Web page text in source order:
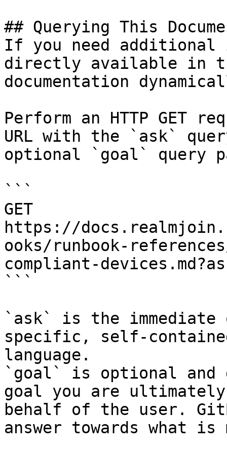
## Querying This
If you need
directly available in
documentation
Perform an HTTP GET
URL with the `ask`
optional `goal` query
```
GET
https://
ooks/runbook-
compliant-
```
`ask` is the
specific, self-
language.
`goal` is optional and
goal you are
behalf of the user.
answer towards what